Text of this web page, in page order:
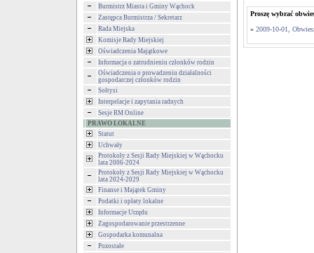
Burmistrz Miasta i Gminy Wąchock
Zastępca Burmistrza / Sekretarz
Rada Miejska
Komisje Rady Miejskiej
Oświadczenia Majątkowe
Informacja o zatrudnieniu członków rodzin
Oświadczenia o prowadzeniu działalności
gospodarczej członków rodzin
Sołtysi
Interpelacje i zapytania radnych
Sesje RM Online
PRAWO LOKALNE
Statut
Uchwały
Protokoły z Sesji Rady Miejskiej w Wąchocku
lata 2006-2024
Protokoły z Sesji Rady Miejskiej w Wąchocku
lata 2024-2029
Finanse i Majątek Gminy
Podatki i opłaty lokalne
Informacje Urzędu
Zagospodarowanie przestrzenne
Gospodarka komunalna
Pozostałe
Proszę wybrać
» 2009-10-01,